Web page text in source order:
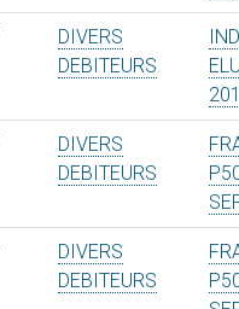
DIVERS
DEBITEURS
DIVERS
DEBITEURS
DIVERS
DEBITEURS